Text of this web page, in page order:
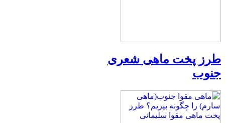
طرز پخت ماهی شعری
جنوب